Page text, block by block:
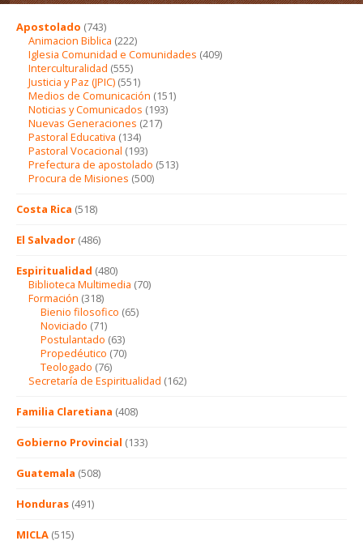
Apostolado (743)
Animacion Biblica (222)
Iglesia Comunidad e Comunidades (409)
Interculturalidad (555)
Justicia y Paz (JPIC) (551)
Medios de Comunicación (151)
Noticias y Comunicados (193)
Nuevas Generaciones (217)
Pastoral Educativa (134)
Pastoral Vocacional (193)
Prefectura de apostolado (513)
Procura de Misiones (500)
Costa Rica (518)
El Salvador (486)
Espiritualidad (480)
Biblioteca Multimedia (70)
Formación (318)
Bienio filosofico (65)
Noviciado (71)
Postulantado (63)
Propedéutico (70)
Teologado (76)
Secretaría de Espiritualidad (162)
Familia Claretiana (408)
Gobierno Provincial (133)
Guatemala (508)
Honduras (491)
MICLA (515)